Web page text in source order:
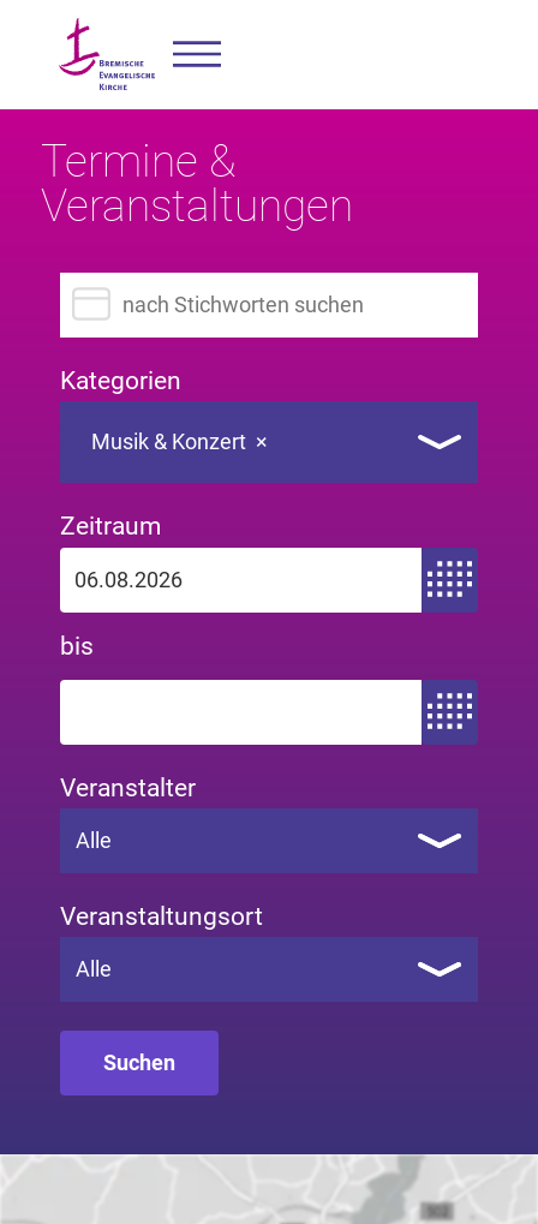
Termine &
Veranstaltungen
Suchbegriff eingeben
Kategorien
×
Musik & Konzert
Zeitraum
Zeitraum von
bis
Zeitraum bis
Veranstalter
Alle
Veranstaltungsort
Alle